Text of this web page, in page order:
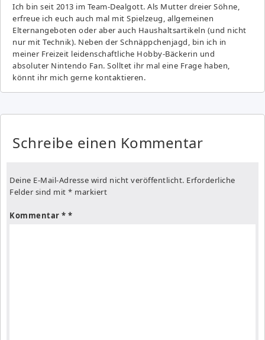
Ich bin seit 2013 im Team-Dealgott. Als Mutter dreier Söhne,
erfreue ich euch auch mal mit Spielzeug, allgemeinen
Elternangeboten oder aber auch Haushaltsartikeln (und nicht
nur mit Technik). Neben der Schnäppchenjagd, bin ich in
meiner Freizeit leidenschaftliche Hobby-Bäckerin und
absoluter Nintendo Fan. Solltet ihr mal eine Frage haben,
könnt ihr mich gerne kontaktieren.
Schreibe einen Kommentar
Deine E-Mail-Adresse wird nicht veröffentlicht. Erforderliche
Felder sind mit * markiert
Kommentar *